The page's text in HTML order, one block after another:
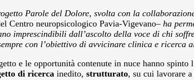
Parole del Dolore, svolta con la
Centro neuropsicologico Pavia-Vigevano– ha
imprescindibili dall’ascolto della voce di chi
con l’obiettivo di avvicinare clinica e ricerca
e le opportunità contenute in nuce hanno
di ricerca inedito, strutturato, su cui lavorare